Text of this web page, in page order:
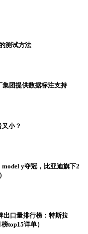
测试方法
集团提供数据标注支持
小？
y夺冠，比亚迪旗下2
出口量排行榜：特斯拉
top15详单）